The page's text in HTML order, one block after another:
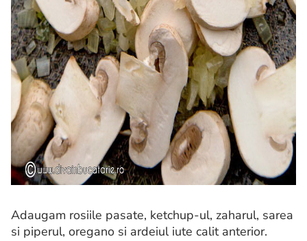
Adaugam rosiile pasate, ketchup-ul, zaharul, sarea
si piperul, oregano si ardeiul iute calit anterior.